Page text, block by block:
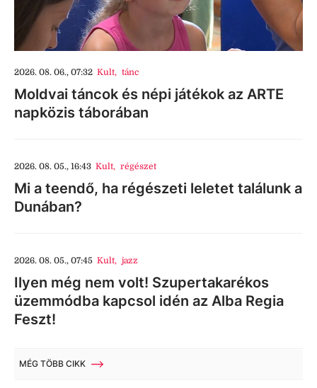
2026. 08. 06., 07:32 Kult, tánc
Moldvai táncok és népi játékok az ARTE
napközis táborában
2026. 08. 05., 16:43 Kult, régészet
Mi a teendő, ha régészeti leletet találunk a
Dunában?
2026. 08. 05., 07:45 Kult, jazz
Ilyen még nem volt! Szupertakarékos
üzemmódba kapcsol idén az Alba Regia
Feszt!
MÉG TÖBB CIKK